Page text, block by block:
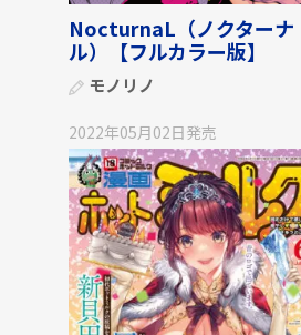
NocturnaL（ノクターナ
ル）【フルカラー版】
モノリノ
2022年05月02日発売